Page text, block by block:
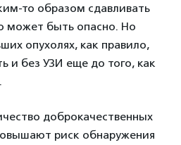
то образом сдавливать
может быть опасно. Но
опухолях, как правило,
и без УЗИ еще до того, как
доброкачественных
риск обнаружения